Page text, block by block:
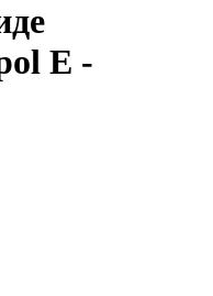
E -